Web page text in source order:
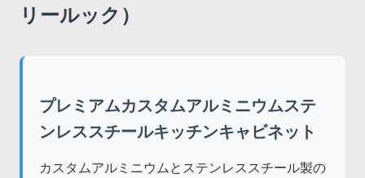
リールック）
プレミアムカスタムアルミニウムステ
ンレススチールキッチンキャビネット
カスタムアルミニウムとステンレススチール製の